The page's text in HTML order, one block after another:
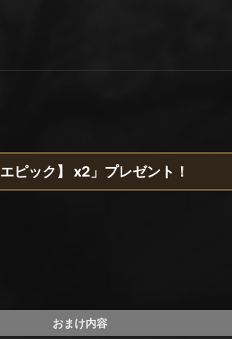
ック】 x2」プレゼント！
おまけ内容